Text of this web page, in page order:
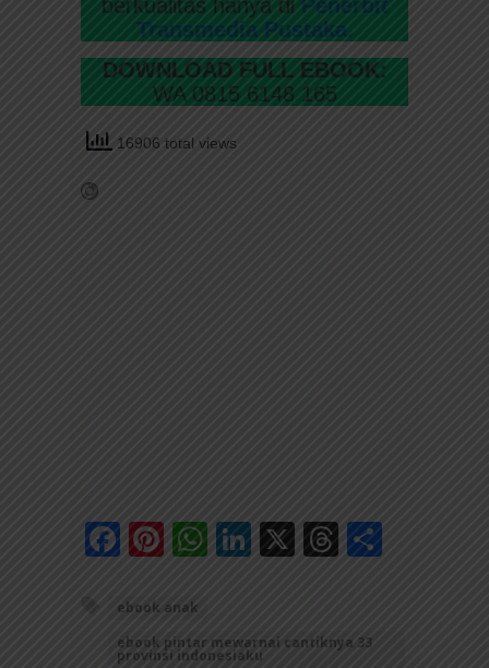
berkualitas hanya di Penerbit
Transmedia Pustaka.
DOWNLOAD FULL EBOOK:
WA 0815 6148 165
16906 total views
Facebook
Pinterest
WhatsApp
LinkedIn
X Threads
ebook anak
ebook pintar mewarnai cantiknya 33
provinsi indonesiaku